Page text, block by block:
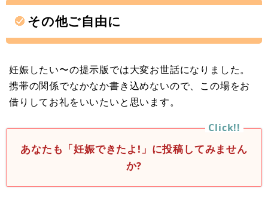
その他ご自由に
妊娠したい〜の提示版では大変お世話になりました。
携帯の関係でなかなか書き込めないので、この場をお
借りしてお礼をいいたいと思います。
あなたも「妊娠できたよ!」に投稿してみません
か?